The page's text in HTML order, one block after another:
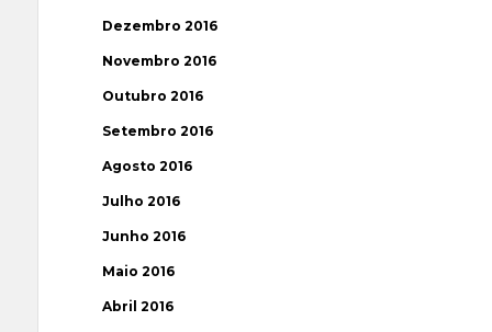
Dezembro 2016
Novembro 2016
Outubro 2016
Setembro 2016
Agosto 2016
Julho 2016
Junho 2016
Maio 2016
Abril 2016